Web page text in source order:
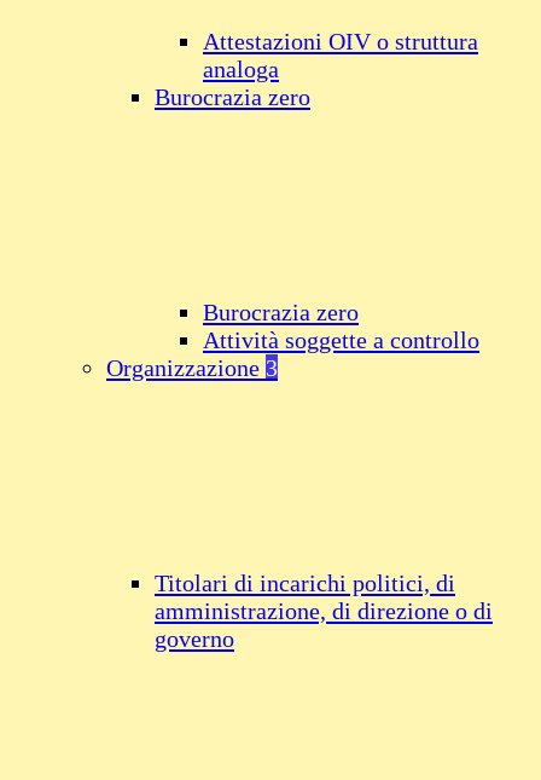
Attestazioni OIV o struttura
analoga
Burocrazia zero
Burocrazia zero
Attività soggette a controllo
Organizzazione 3
Titolari di incarichi politici, di
amministrazione, di direzione o di
governo